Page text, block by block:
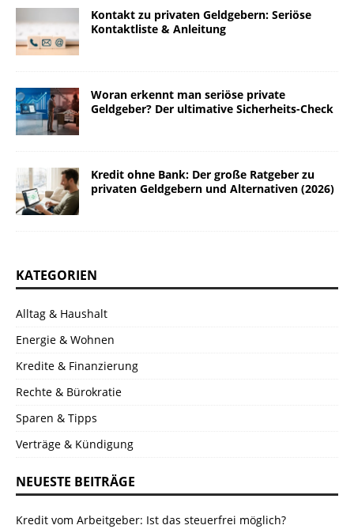
Kontakt zu privaten Geldgebern: Seriöse
Kontaktliste & Anleitung
Woran erkennt man seriöse private
Geldgeber? Der ultimative Sicherheits-Check
Kredit ohne Bank: Der große Ratgeber zu
privaten Geldgebern und Alternativen (2026)
KATEGORIEN
Alltag & Haushalt
Energie & Wohnen
Kredite & Finanzierung
Rechte & Bürokratie
Sparen & Tipps
Verträge & Kündigung
NEUESTE BEITRÄGE
Kredit vom Arbeitgeber: Ist das steuerfrei möglich?